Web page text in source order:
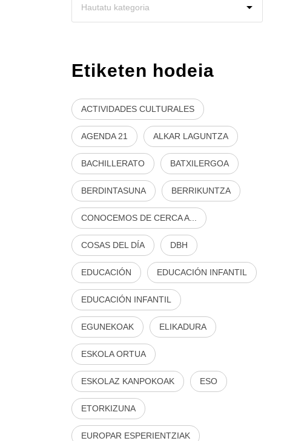
Etiketen hodeia
ACTIVIDADES CULTURALES
AGENDA 21 ALKAR LAGUNTZA
BACHILLERATO BATXILERGOA
BERDINTASUNA BERRIKUNTZA
CONOCEMOS DE CERCA A...
COSAS DEL DÍA DBH
EDUCACIÓN EDUCACIÓN INFANTIL
EDUCACIÓN INFANTIL
EGUNEKOAK ELIKADURA
ESKOLA ORTUA
ESKOLAZ KANPOKOAK ESO
ETORKIZUNA
EUROPAR ESPERIENTZIAK